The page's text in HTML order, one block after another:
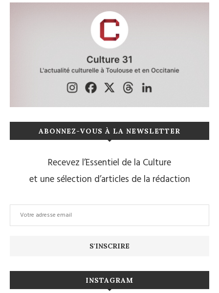
ABONNEZ-VOUS À LA NEWSLETTER
Recevez l’Essentiel de la Culture
et une sélection d’articles de la rédaction
INSTAGRAM